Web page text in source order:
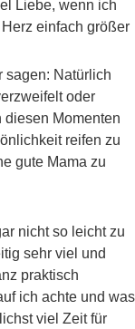
Liebe, wenn ich
einfach größer
sagen: Natürlich
oder
diesen Momenten
reifen zu
gute Mama zu
nicht so leicht zu
sehr viel und
praktisch
ich achte und was
viel Zeit für